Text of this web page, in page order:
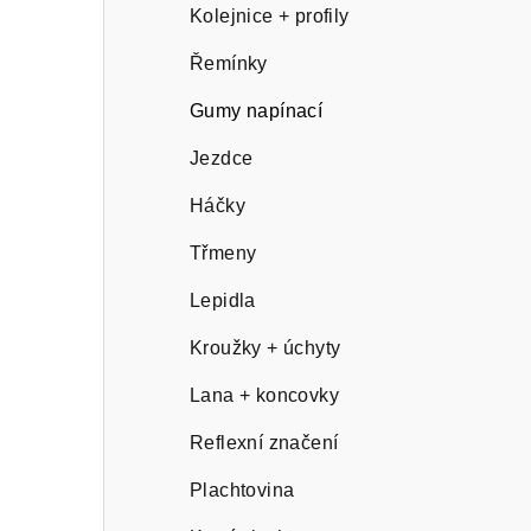
Kolejnice + profily
Řemínky
Gumy napínací
Jezdce
Háčky
Třmeny
Lepidla
Kroužky + úchyty
Lana + koncovky
Reflexní značení
Plachtovina